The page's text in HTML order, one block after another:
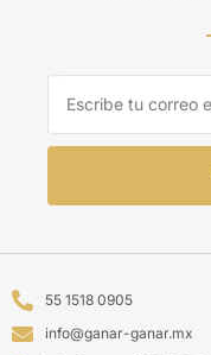
55 1518 0905
info@ganar-ganar.mx